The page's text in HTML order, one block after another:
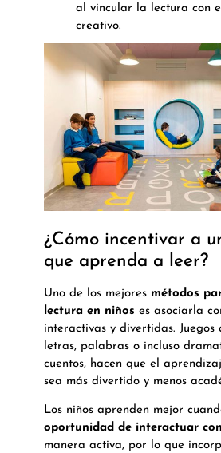
al vincular la lectura con
creativo.
¿Cómo incentivar a
que aprenda a leer?
Uno de los mejores métodos
lectura en niños es asociarla
interactivas y divertidas. Juegos
letras, palabras o incluso
cuentos, hacen que el
sea más divertido y menos
Los niños aprenden mejor
oportunidad de interactuar
manera activa, por lo que